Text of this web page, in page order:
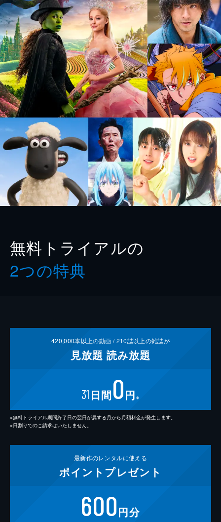
無料トライアルの
2つの特典
420,000本以上の動画 /210誌以上の雑誌が
見放題 読み放題
31 日間0円 ※
※無料トライアル期間終了日の翌日が属する月から月額料金が発生します。
※日割りでのご請求はいたしません。
最新作のレンタルに使える
ポイント プレゼント
600円分